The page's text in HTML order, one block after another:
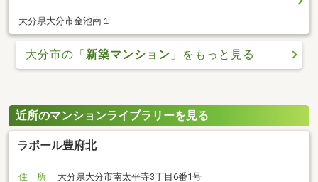
大分県大分市金池南１
大分市の「新築マンション 」をもっと見る
近所のマンションライブラリーを見る
ラポール豊府北
住 所
大分県大分市南太平寺3丁目6番1号